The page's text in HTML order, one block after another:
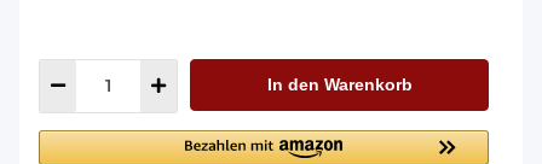
In den Warenkorb